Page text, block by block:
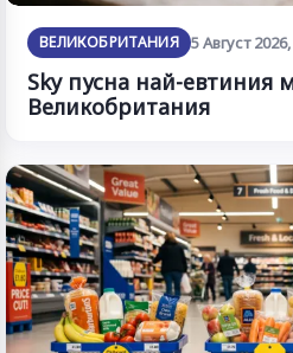
ВЕЛИКОБРИТАНИЯ 5 Август
Sky пусна най-евтиния
Великобритания